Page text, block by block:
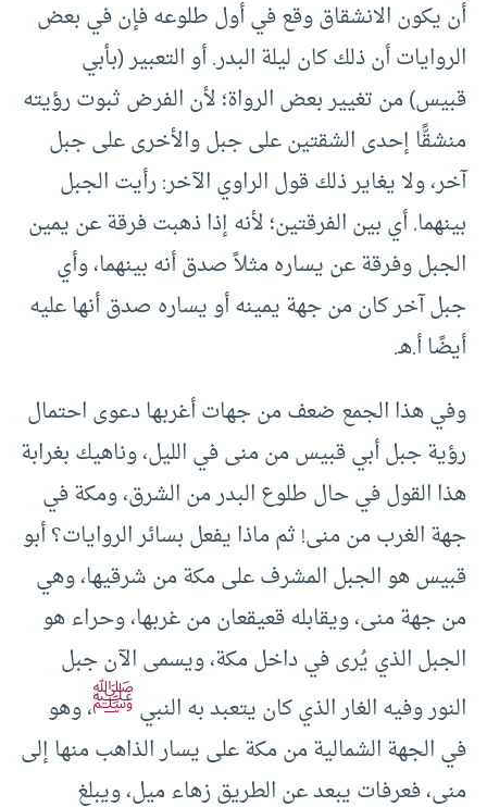
أن يكون الانشقاق وقع في أول طلوعه فإن في بعض
الروايات أن ذلك كان ليلة البدر. أو التعبير (بأبي
قبيس) من تغيير بعض الرواة؛ لأن الفرض ثبوت رؤيته
منشقًّا إحدى الشقتين على جبل والأخرى على جبل
آخر، ولا يغاير ذلك قول الراوي الآخر: رأيت الجبل
بينهما. أي بين الفرقتين؛ لأنه إذا ذهبت فرقة عن يمين
الجبل وفرقة عن يساره مثلاً صدق أنه بينهما، وأي
جبل آخر كان من جهة يمينه أو يساره صدق أنها عليه
أيضًا أ.هـ.
وفي هذا الجمع ضعف من جهات أغربها دعوى احتمال
رؤية جبل أبي قبيس من منى في الليل، وناهيك بغرابة
هذا القول في حال طلوع البدر من الشرق، ومكة في
جهة الغرب من منى! ثم ماذا يفعل بسائر الروايات؟ أبو
قبيس هو الجبل المشرف على مكة من شرقيها، وهي
من جهة منى، ويقابله قعيقعان من غربها، وحراء هو
الجبل الذي يُرى في داخل مكة، ويسمى الآن جبل
النور وفيه الغار الذي كان يتعبد به النبيﷺ، وهو
في الجهة الشمالية من مكة على يسار الذاهب منها إلى
منى، فعرفات يبعد عن الطريق زهاء ميل، ويبلغ